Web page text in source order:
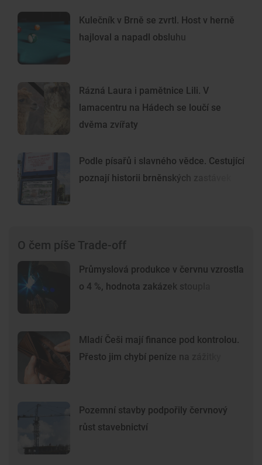
Kulečník v Brně se zvrtl. Host v herně
hajloval a napadl obsluhu
Rázná Laura i pamětnice Lili. V
lamacentru na Hádech se loučí se
dvěma zvířaty
Podle písařů i slavného vědce. Cestující
poznají historii brněnských zastávek
O čem píše Trade-off
Průmyslová produkce v červnu vzrostla
o 4 %, hodnota zakázek stoupla
Mladí Češi mají finance pod kontrolou.
Přesto jim chybí peníze na zážitky
Pozemní stavby podpořily červnový
růst stavebnictví